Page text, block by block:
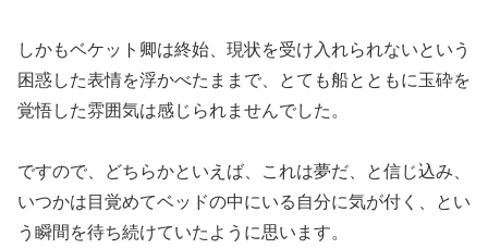
しかもベケット卿は終始、現状を受け入れられないという
困惑した表情を浮かべたままで、とても船とともに玉砕を
覚悟した雰囲気は感じられませんでした。
ですので、どちらかといえば、これは夢だ、と信じ込み、
いつかは目覚めてベッドの中にいる自分に気が付く、とい
う瞬間を待ち続けていたように思います。